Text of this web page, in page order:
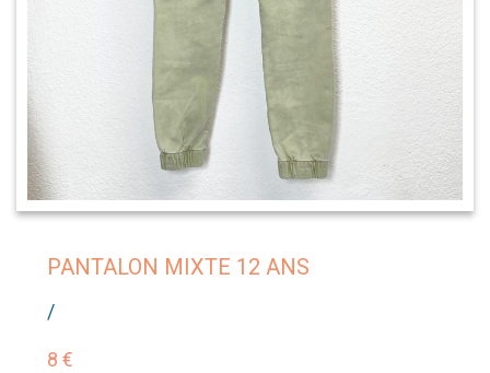
PANTALON MIXTE 12 ANS
/
8 €